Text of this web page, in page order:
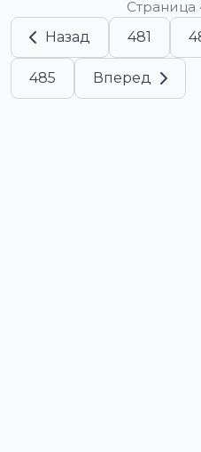
Страница
Назад
481
485 Вперед